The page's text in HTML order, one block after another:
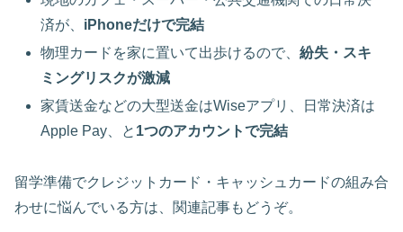
済が、 iPhoneだけで完結
物理カードを家に置いて出歩けるので、紛失・スキ
ミングリスクが激減
家賃送金などの大型送金はWiseアプリ、日常決済は
Apple Pay、と 1つのアカウントで完結
留学準備でクレジットカード・キャッシュカードの組み合
わせに悩んでいる方は、関連記事もどうぞ。